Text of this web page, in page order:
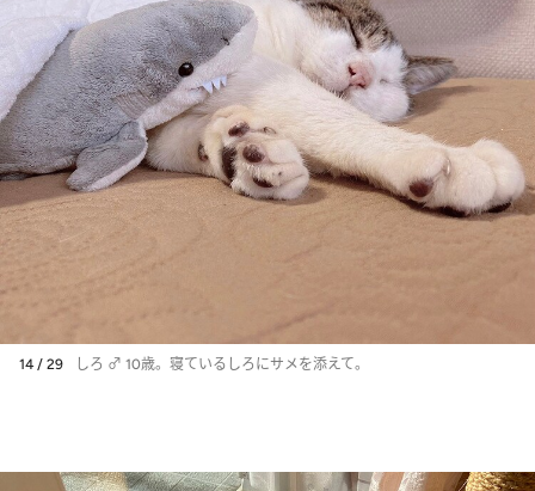
14 / 29 しろ ♂ 10歳。寝ているしろにサメを添えて。